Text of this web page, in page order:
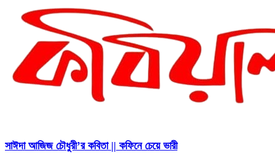
সাঈদা আজিজ চৌধুরী’র কবিতা || কফিনে চেয়ে ভারী